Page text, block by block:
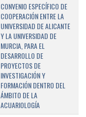
CONVENIO ESPECÍFICO DE
COOPERACIÓN ENTRE LA
UNIVERSIDAD DE ALICANTE
Y LA UNIVERSIDAD DE
MURCIA, PARA EL
DESARROLLO DE
PROYECTOS DE
INVESTIGACIÓN Y
FORMACIÓN DENTRO DEL
ÁMBITO DE LA
ACUARIOLOGÍA